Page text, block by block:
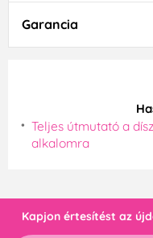
Garancia
Teljes útmutató a
alkalomra
Kapjon értesítést az